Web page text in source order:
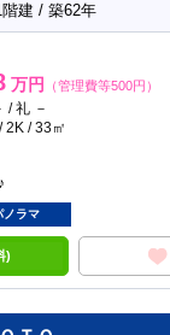
階建 / 築62年
万円 （管理費等500円）
/ 礼 －
2K / 33㎡
ノラマ
)